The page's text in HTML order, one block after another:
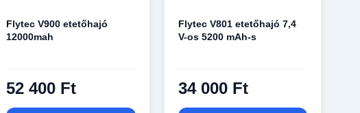
Flytec V900 etetőhajó
12000mah
52 400 Ft
Flytec V801 etetőhajó 7,4
V-os 5200 mAh-s
34 000 Ft